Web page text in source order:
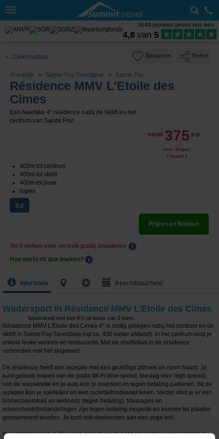
Toggle
3649 reviews geven ons een
4,8 van 5
< Zoekresultaat Bewaren Delen
Frankrijk Sainte-Foy Tarentaise Sainte Foy
Résidence MMV L'Etoile des
Cimes
Een heerlijke 4* résidence nabij de skilift en het
centrum van Sainte Foy!
vanaf 375 p.p.
incl. skipas
( maart )
400m tot centrum
400m tot skilift
400m tot piste
logies
9,0
Prijzen en Boeken
Tot 8 weken voor vertrek gratis annuleren
Hoe werkt dit qua boeken?
Informatie Beschikbaarheid
Wintersport in Résidence MMV L'Etoile des Cimes
beoordeeld met een 9.0 op basis van 1 stem.
Résidence MMV L’Etoile des Cimes 4* is rustig gelegen nabij het centrum en de
skilift in Sainte Foy Tarentaise (op ca. 400 meter afstand). In het centrum vind je
enkele leuke winkels en restaurants. Met de shuttlebus is de résidence
verbonden met het skigebied.
De résidence heeft een receptie met een gezellige zithoek en open haard. Je
kunt gebruik maken van de gratis Wi-Fi (low-speed, toeslag voor high speed),
van de wasserette en je auto kun je overdekt en tegen betaling parkeren. Bij de
receptie kun je spelletjes en een raclette/fondueset lenen. Verder vind je er een
binnenzwembad en wellness (tegen betaling). Massages en
schoonheidsbehandelingen zijn tegen betaling mogelijk en kunnen ter plaatse
gereserveerd worden. Je kunt ook deelnemen aan een yoga les!
Voor kinderen van 4-10 jaar is er gedurende het hele seizoen een kinderclub.